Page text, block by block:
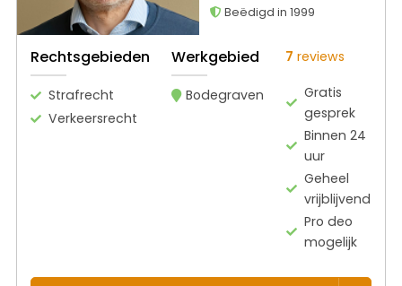
Beëdigd in 1999
Rechtsgebieden
Strafrecht
Verkeersrecht
Werkgebied
Bodegraven
7 reviews
Gratis
gesprek
Binnen 24
uur
Geheel
vrijblijvend
Pro deo
mogelijk